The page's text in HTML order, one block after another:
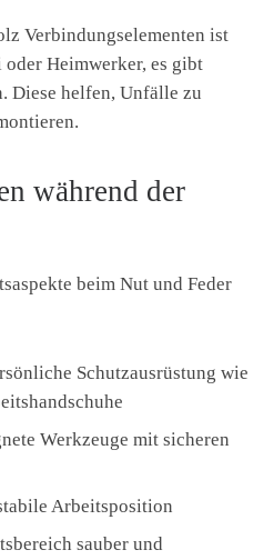
Verbindungselementen ist
Heimwerker, es gibt
Diese helfen, Unfälle zu
während der
beim Nut und Feder
Schutzausrüstung wie
Werkzeuge mit sicheren
Arbeitsposition
sauber und